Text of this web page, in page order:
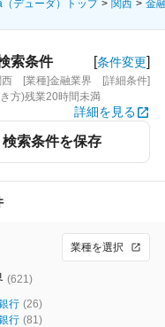
ら探す
ら探す
デューダ）トップ 関西 金
索条件 [条件変更]
西 [業種]金融業界 [詳細条件]
方)残業20時間未満
詳細を見る
検索条件を保存
業種を選択
(621)
行 (26)
行 (81)